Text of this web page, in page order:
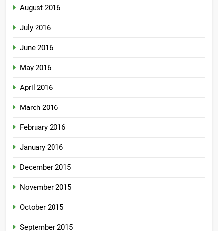
August 2016
July 2016
June 2016
May 2016
April 2016
March 2016
February 2016
January 2016
December 2015
November 2015
October 2015
September 2015